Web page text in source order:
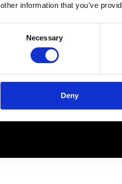
other information that you’ve
Necessary
Deny
Hver